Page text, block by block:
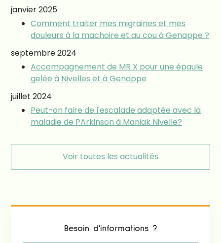
janvier 2025
Comment traiter mes migraines et mes
douleurs à la machoire et au cou à Genappe ?
septembre 2024
Accompagnement de MR X pour une épaule
gelée à Nivelles et à Genappe
juillet 2024
Peut-on faire de l'escalade adaptée avec la
maladie de PArkinson à Maniak Nivelle?
Voir toutes les actualités
Besoin d'informations ?